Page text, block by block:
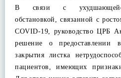
В связи с ухудшающейся
обстановкой, связанной с
COVID-19, руководство ЦРБ
решение о предоставлении
закрытия листка
пациентов, имеющих